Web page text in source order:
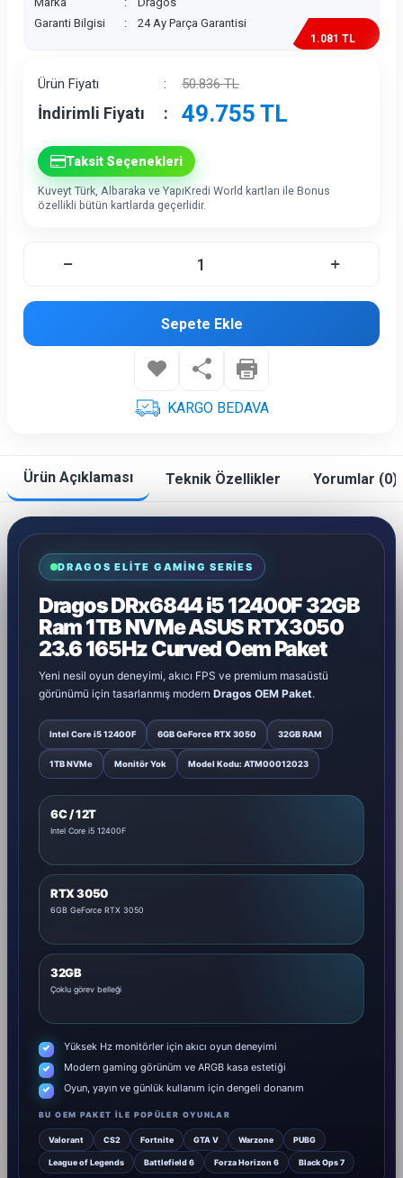
Garanti Bilgisi
: 24 Ay Parça Garantisi
1.081 TL
Ürün Fiyatı : 50.836TL
İndirimli Fiyatı : 49.755 TL
Taksit Seçenekleri
Kuveyt Türk, Albaraka ve YapıKredi World kartları ile Bonus
özellikli bütün kartlarda geçerlidir.
Sepete Ekle
KARGO BEDAVA
Ürün Açıklaması Teknik Özellikler Yorumlar (0)
DRAGOS ELITE GAMING SERIES
Dragos DRx6844 i5 12400F 32GB
Ram 1TB NVMe ASUS RTX3050
23.6 165Hz Curved Oem Paket
Yeni nesil oyun deneyimi, akıcı FPS ve premium masaüstü
görünümü için tasarlanmış modern Dragos OEM Paket.
Intel Core i5 12400F 6GB GeForce RTX 3050 32GB RAM
1TB NVMe Monitör Yok Model Kodu: ATM00012023
6C / 12T
Intel Core i5 12400F
RTX 3050
6GB GeForce RTX 3050
32GB
Çoklu görev belleği
Yüksek Hz monitörler için akıcı oyun deneyimi
Modern gaming görünüm ve ARGB kasa estetiği
Oyun, yayın ve günlük kullanım için dengeli donanım
BU OEM PAKET ILE POPÜLER OYUNLAR
Valorant CS2 Fortnite GTA V Warzone PUBG
League of Legends Battlefield 6 Forza Horizon 6 Black Ops 7